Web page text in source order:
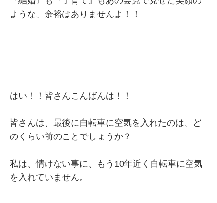
ような、余裕はありませんよ！！
はい！！皆さんこんばんは！！
皆さんは、最後に自転車に空気を入れたのは、ど
のくらい前のことでしょうか？
私は、情けない事に、もう10年近く自転車に空気
を入れていません。